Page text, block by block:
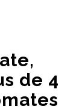
de 4